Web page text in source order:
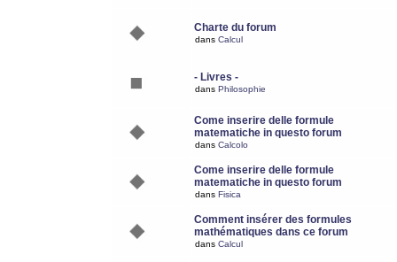
Charte du forum
dans Calcul
- Livres -
dans Philosophie
Come inserire delle formule
matematiche in questo forum
dans Calcolo
Come inserire delle formule
matematiche in questo forum
dans Fisica
Comment insérer des formules
mathématiques dans ce forum
dans Calcul